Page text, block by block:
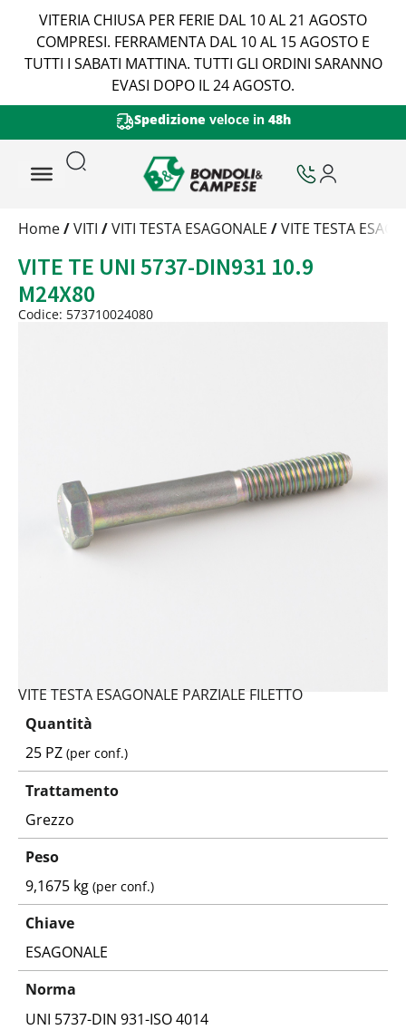
VITERIA CHIUSA PER FERIE DAL 10 AL 21 AGOSTO
COMPRESI. FERRAMENTA DAL 10 AL 15 AGOSTO E
TUTTI I SABATI MATTINA. TUTTI GLI ORDINI SARANNO
EVASI DOPO IL 24 AGOSTO.
Certificazione di
Trattamento
Peso
Quantità
Trattamento:grezzo
Home/VITI /VITI TESTA ESAGONALE /VITE TESTA
VITE TE UNI 5737-DIN931 10.9
M24X80
Codice: 573710024080
VITE TESTA ESAGONALE PARZIALE FILETTO
Quantità
25 PZ(per conf.)
Trattamento
Grezzo
Peso
9,1675 kg(per conf.)
Chiave
ESAGONALE
Norma
UNI 5737-DIN 931-ISO 4014